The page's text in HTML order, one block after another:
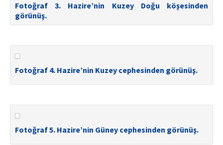
Fotoğraf 3. Hazire’nin Kuzey Doğu köşesinden
görünüş.
Fotoğraf 4. Hazire’nin Kuzey cephesinden görünüş.
Fotoğraf 5. Hazire’nin Güney cephesinden görünüş.